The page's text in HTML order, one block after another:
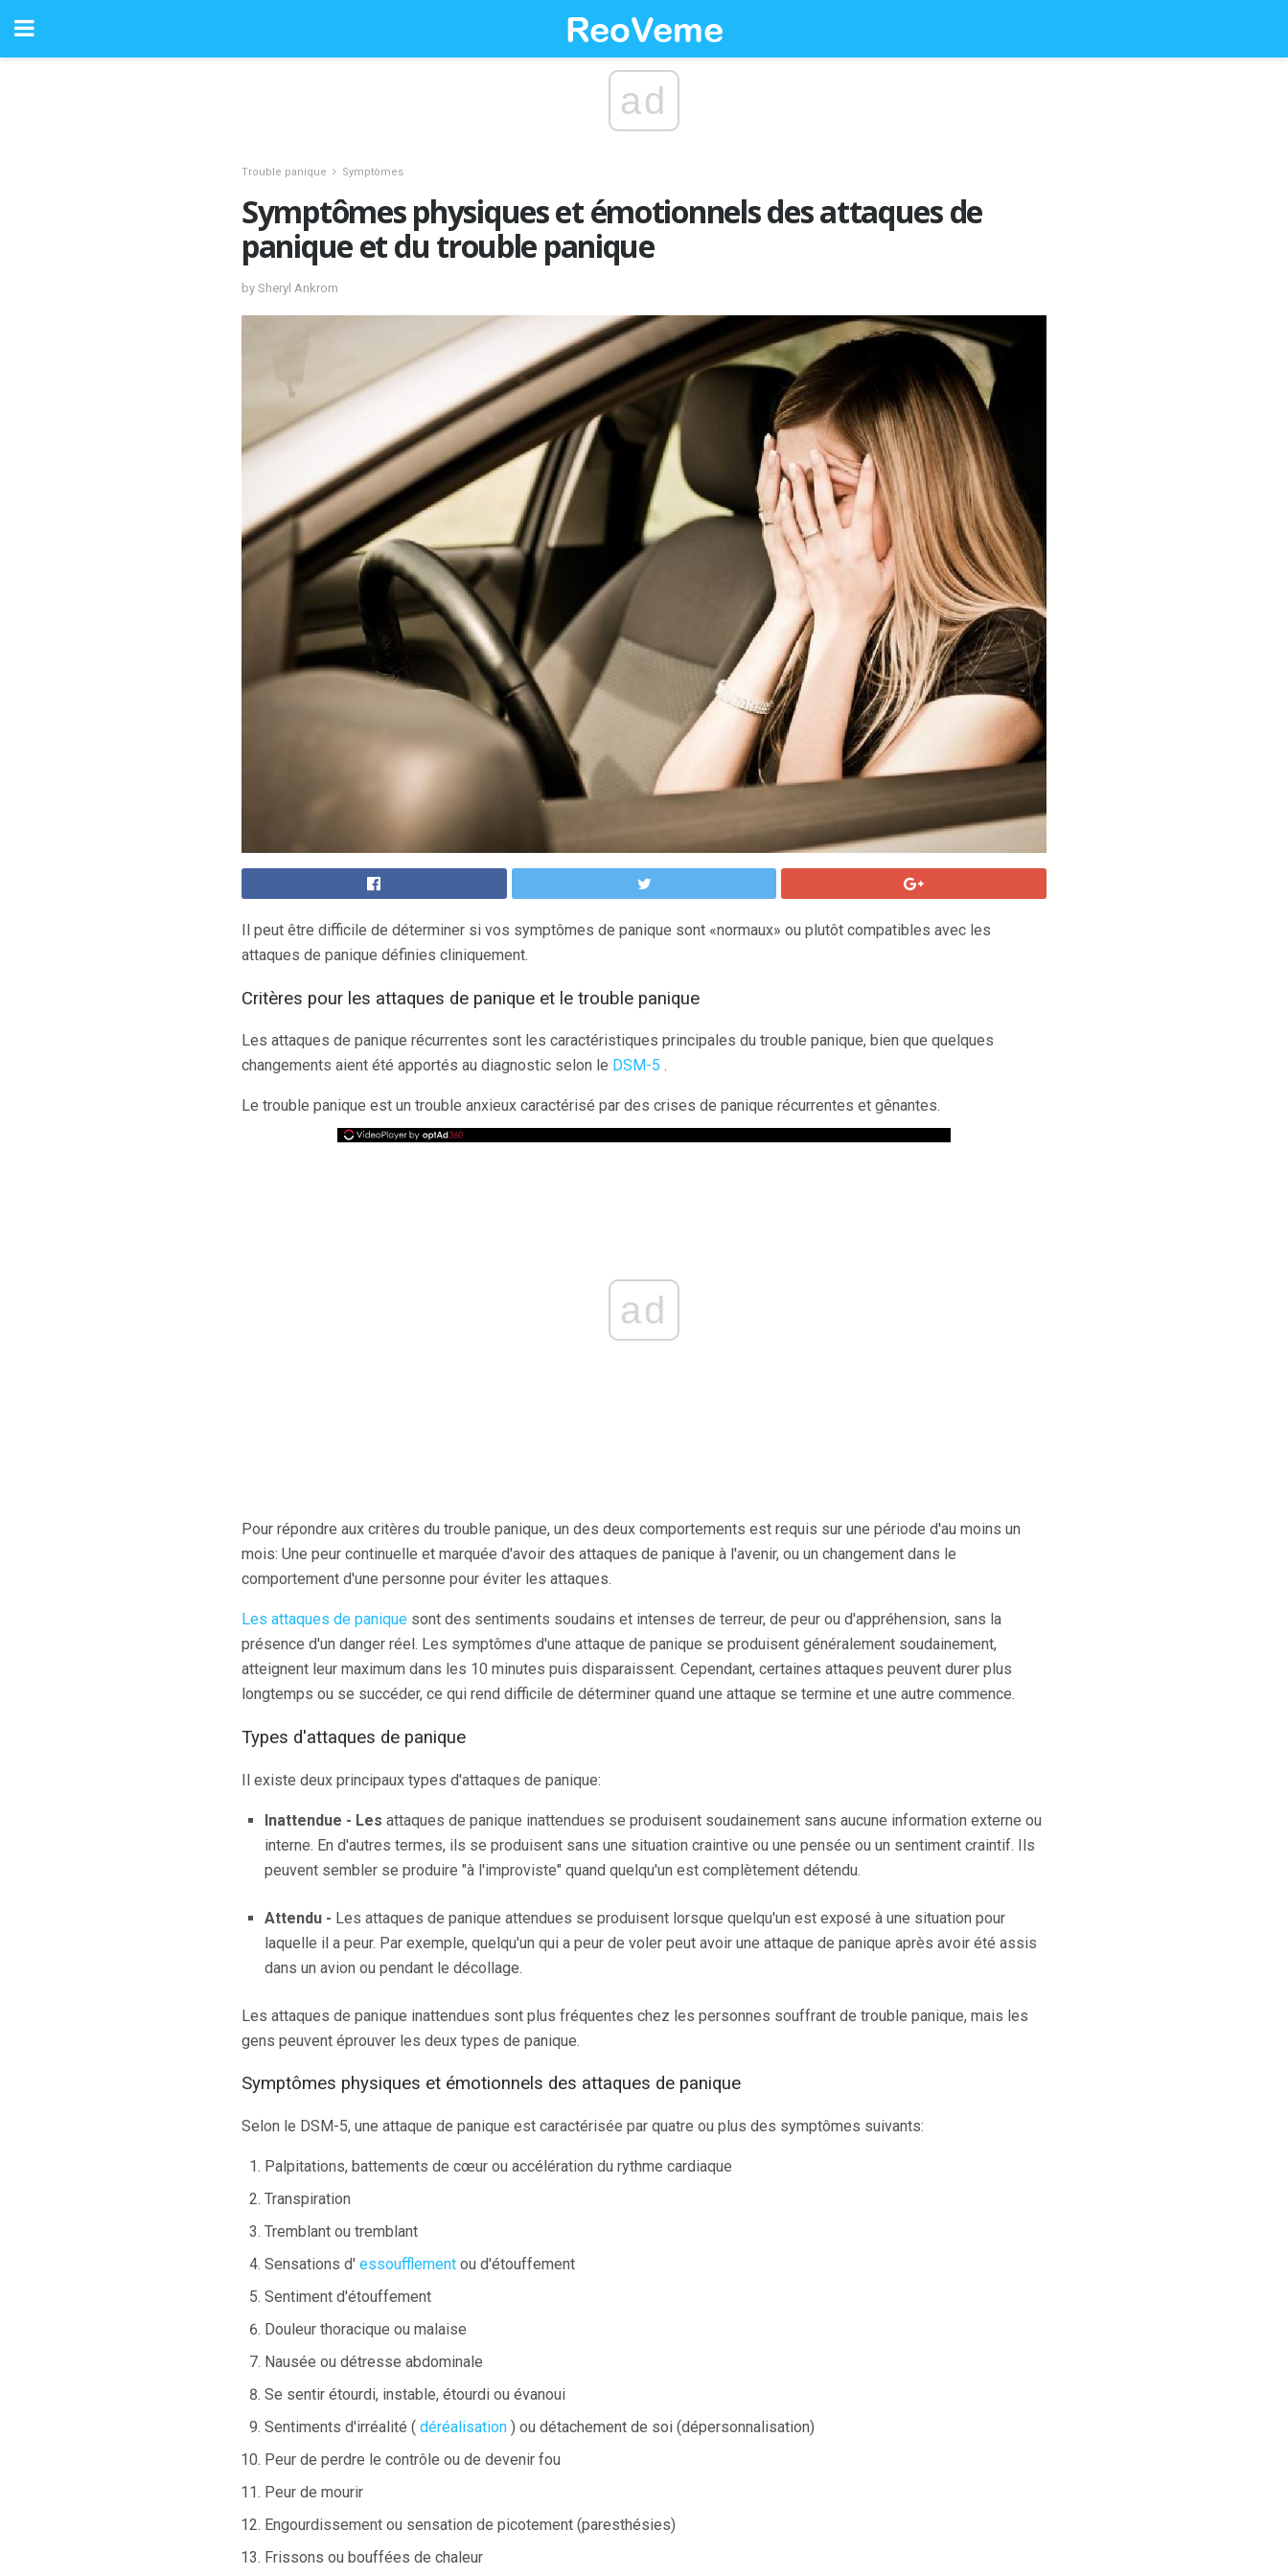
ad
Trouble panique Symptômes
Symptômes physiques et émotionnels des attaques de
panique et du trouble panique
by Sheryl Ankrom
Il peut être difficile de déterminer si vos symptômes de panique sont «normaux» ou plutôt compatibles avec les
attaques de panique définies cliniquement.
Critères pour les attaques de panique et le trouble panique
Les attaques de panique récurrentes sont les caractéristiques principales du trouble panique, bien que quelques
changements aient été apportés au diagnostic selon le DSM-5 .
Le trouble panique est un trouble anxieux caractérisé par des crises de panique récurrentes et gênantes.
ad
Pour répondre aux critères du trouble panique, un des deux comportements est requis sur une période d'au moins un
mois: Une peur continuelle et marquée d'avoir des attaques de panique à l'avenir, ou un changement dans le
comportement d'une personne pour éviter les attaques.
Les attaques de panique sont des sentiments soudains et intenses de terreur, de peur ou d'appréhension, sans la
présence d'un danger réel. Les symptômes d'une attaque de panique se produisent généralement soudainement,
atteignent leur maximum dans les 10 minutes puis disparaissent. Cependant, certaines attaques peuvent durer plus
longtemps ou se succéder, ce qui rend difficile de déterminer quand une attaque se termine et une autre commence.
Types d'attaques de panique
Il existe deux principaux types d'attaques de panique:
Inattendue - Les attaques de panique inattendues se produisent soudainement sans aucune information externe ou
interne. En d'autres termes, ils se produisent sans une situation craintive ou une pensée ou un sentiment craintif. Ils
peuvent sembler se produire "à l'improviste" quand quelqu'un est complètement détendu.
Attendu - Les attaques de panique attendues se produisent lorsque quelqu'un est exposé à une situation pour
laquelle il a peur. Par exemple, quelqu'un qui a peur de voler peut avoir une attaque de panique après avoir été assis
dans un avion ou pendant le décollage.
Les attaques de panique inattendues sont plus fréquentes chez les personnes souffrant de trouble panique, mais les
gens peuvent éprouver les deux types de panique.
Symptômes physiques et émotionnels des attaques de panique
Selon le DSM-5, une attaque de panique est caractérisée par quatre ou plus des symptômes suivants:
Palpitations, battements de cœur ou accélération du rythme cardiaque
Transpiration
Tremblant ou tremblant
Sensations d' essoufflement ou d'étouffement
Sentiment d'étouffement
Douleur thoracique ou malaise
Nausée ou détresse abdominale
Se sentir étourdi, instable, étourdi ou évanoui
Sentiments d'irréalité ( déréalisation ) ou détachement de soi (dépersonnalisation)
Peur de perdre le contrôle ou de devenir fou
Peur de mourir
Engourdissement ou sensation de picotement (paresthésies)
Frissons ou bouffées de chaleur